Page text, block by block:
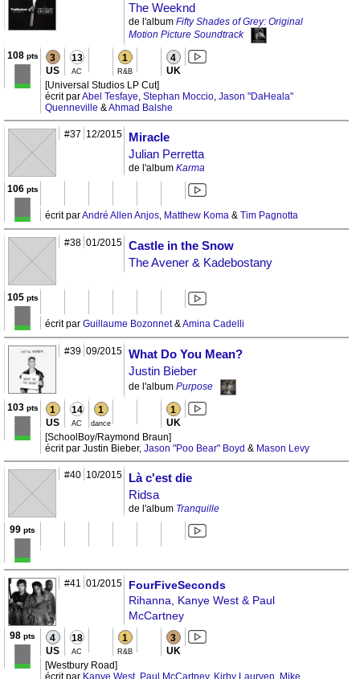
The Weeknd
de l'album Fifty Shades of Grey: Original
Motion Picture Soundtrack
108pts 3
US
13
AC
1
R&B
4
UK
[Universal Studios LP Cut]
écrit parAbel Tesfaye, Stephan Moccio, Jason "DaHeala"
Quenneville &Ahmad Balshe
#37 12/2015
Miracle
Julian Perretta
de l'album Karma
106pts
écrit parAndré Allen Anjos, Matthew Koma & Tim Pagnotta
#38 01/2015 Castle in the Snow
The Avener & Kadebostany
105pts
écrit par Guillaume Bozonnet&Amina Cadelli
#39 09/2015 What Do You Mean?
Justin Bieber
de l'album Purpose
103pts 1
US
14
AC
1
dance
1
UK
[SchoolBoy/Raymond Braun]
écrit par Justin Bieber, Jason "Poo Bear" Boyd & Mason Levy
#40 10/2015
Là c'est die
Ridsa
de l'album Tranquille
99 pts
#41 01/2015
FourFiveSeconds
Rihanna, Kanye West & Paul
McCartney
98 pts 4
US
18
AC
1
R&B
3
UK
[Westbury Road]
écrit par Kanye West, Paul McCartney, Kirby Lauryen Mike